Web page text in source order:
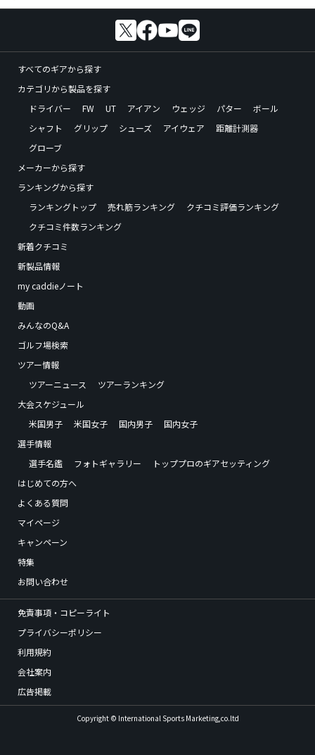
すべてのギアから探す
カテゴリから製品を探す
ドライバー
FW UT アイアン ウェッジ パター
ボール
シャフト
グリップ シューズ アイウェア
距離計測器
グローブ
メーカーから探す
ランキングから探す
ランキングトップ
売れ筋ランキング
クチコミ評価ランキング
クチコミ件数ランキング
新着クチコミ
新製品情報
my caddieノート
動画
みんなのQ&A
ゴルフ場検索
ツアー情報
ツアーニュース
ツアーランキング
大会スケジュール
米国男子
米国女子 国内男子
国内女子
選手情報
選手名鑑
フォトギャラリー
トッププロのギアセッティング
はじめての方へ
よくある質問
マイページ
キャンペーン
特集
お問い合わせ
免責事項・コピーライト
プライバシーポリシー
利用規約
会社案内
広告掲載
Copyright © International Sports Marketing,co.ltd